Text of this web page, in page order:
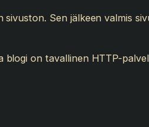
Sen jälkeen valmis
on tavallinen HTTP-